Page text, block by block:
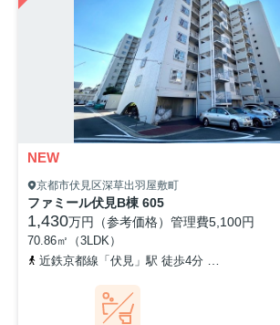
NEW
京都市伏見区深草出羽屋敷町
ファミール伏見B棟 605
1,430万円（参考価格） 管理費5,100円
70.86㎡（3LDK）
近鉄京都線「伏見」駅 徒歩4分